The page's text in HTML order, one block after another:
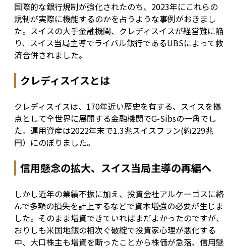
国際的な銀行規制が強化されたのち、2023年にこれらの
規制が実際に機能するのかを占うような事例がおきまし
た。スイスの大手金融機関、クレディスイスが経営難に陥
り、スイス当局主導でライバル銀行であるUBSによって救
済合併されました。
クレディスイスとは
クレディスイスは、170年近い歴史を有する、スイスを拠
点として全世界に展開する金融機関でG-Sibsの一角でし
た。運用資産は2022年末で1.3兆スイスフラン(約229兆
円）にのぼりました。
信用懸念の拡大、スイス当局主導の再編へ
しかし近年の業績不振に加え、投資会社アルケーゴスに絡
んで多額の損失を計上するなどで資本増強の必要が生じま
した。そのまま増資できていればまだよかったのですが、
おりしも米国地銀の相次ぐ破綻で投資家心理が悪化する
中、大口株主も増資を断ったことから株価が急落、信用懸